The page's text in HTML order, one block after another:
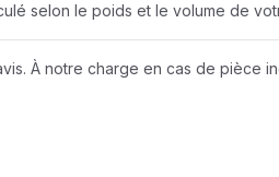
selon le poids et le volume de
À notre charge en cas de pièce